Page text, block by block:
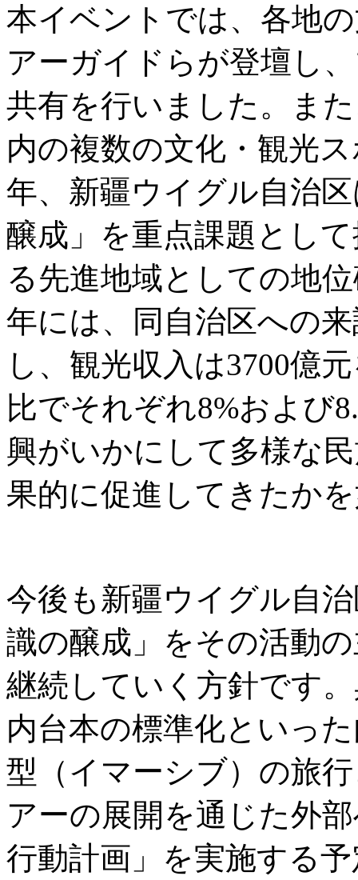
本イベントでは、各地
アーガイドらが登壇し
共有を行いました。ま
内の複数の文化・観光
年、新疆ウイグル自治
醸成」を重点課題とし
る先進地域としての地
年には、同自治区への
し、観光収入は3700億
比でそれぞれ8%および
興がいかにして多様な
果的に促進してきたか
今後も新疆ウイグル自
識の醸成」をその活動
継続していく方針です
内台本の標準化といっ
型（イマーシブ）の旅
アーの展開を通じた外
行動計画」を実施する